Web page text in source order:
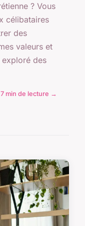
? Vous
célibataires
des
valeurs et
des
7 min de lecture →